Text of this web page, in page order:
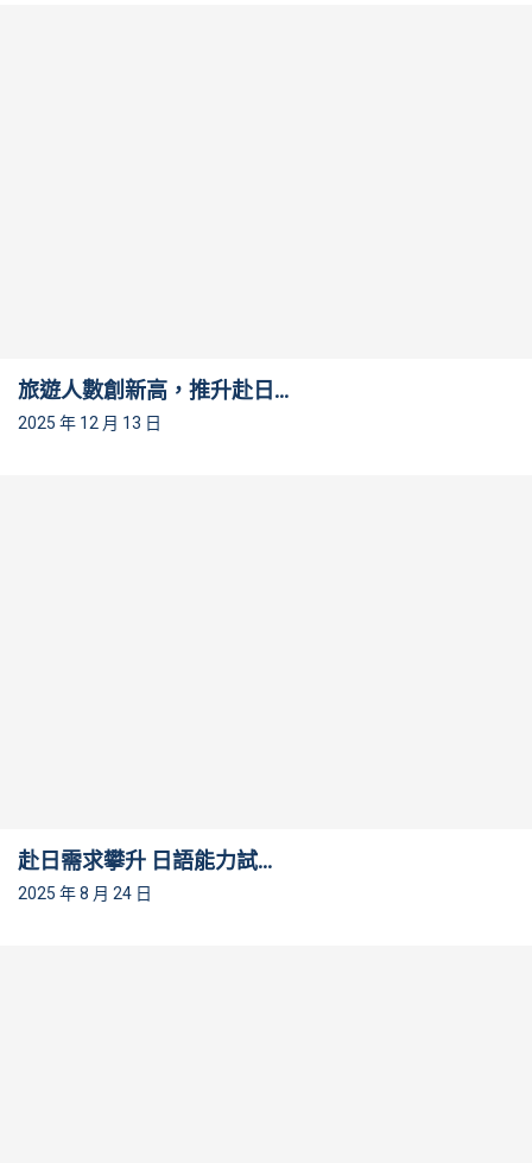
旅遊人數創新高，推升赴日...
2025 年 12 月 13 日
赴日需求攀升 日語能力試...
2025 年 8 月 24 日